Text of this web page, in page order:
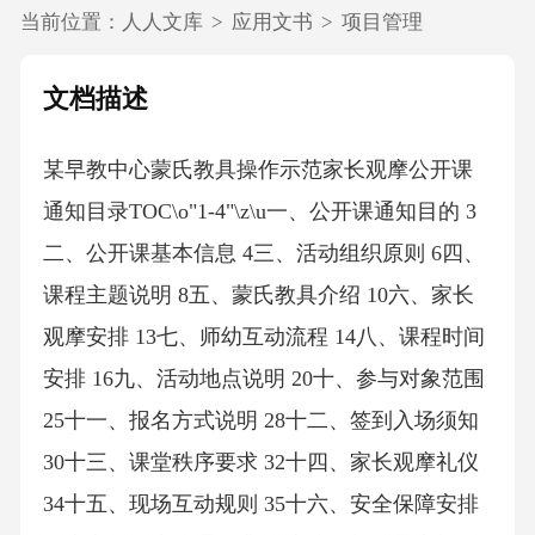
当前位置： 人人文库 > 应用文书 > 项目管理
文档描述
某早教中心蒙氏教具操作示范家长观摩公开课
通知目录TOC\o"1-4"\z\u一、公开课通知目的 3
二、公开课基本信息 4三、活动组织原则 6四、
课程主题说明 8五、蒙氏教具介绍 10六、家长
观摩安排 13七、师幼互动流程 14八、课程时间
安排 16九、活动地点说明 20十、参与对象范围
25十一、报名方式说明 28十二、签到入场须知
30十三、课堂秩序要求 32十四、家长观摩礼仪
34十五、现场互动规则 35十六、安全保障安排